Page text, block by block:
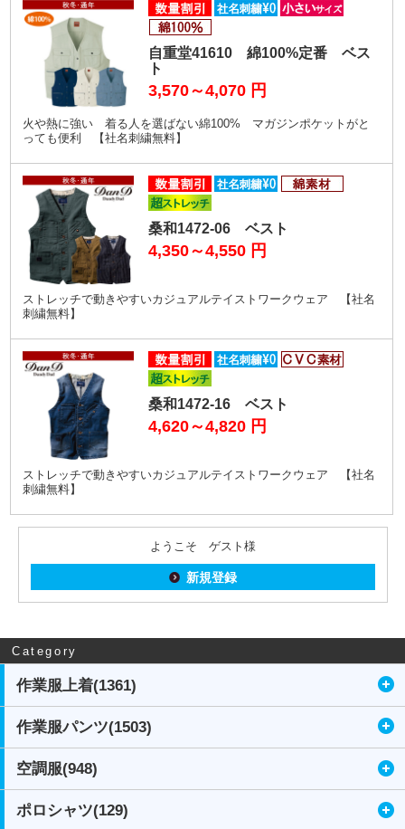
自重堂41610 綿100%定番 ベス
ト
3,570～4,070 円
火や熱に強い 着る人を選ばない綿100% マガジンポケットがと
っても便利 【社名刺繍無料】
桑和1472-06 ベスト
4,350～4,550 円
ストレッチで動きやすいカジュアルテイストワークウェア 【社名
刺繍無料】
桑和1472-16 ベスト
4,620～4,820 円
ストレッチで動きやすいカジュアルテイストワークウェア 【社名
刺繍無料】
ようこそ ゲスト様
新規登録
Category
作業服上着(1361)
作業服パンツ(1503)
空調服(948)
ポロシャツ(129)